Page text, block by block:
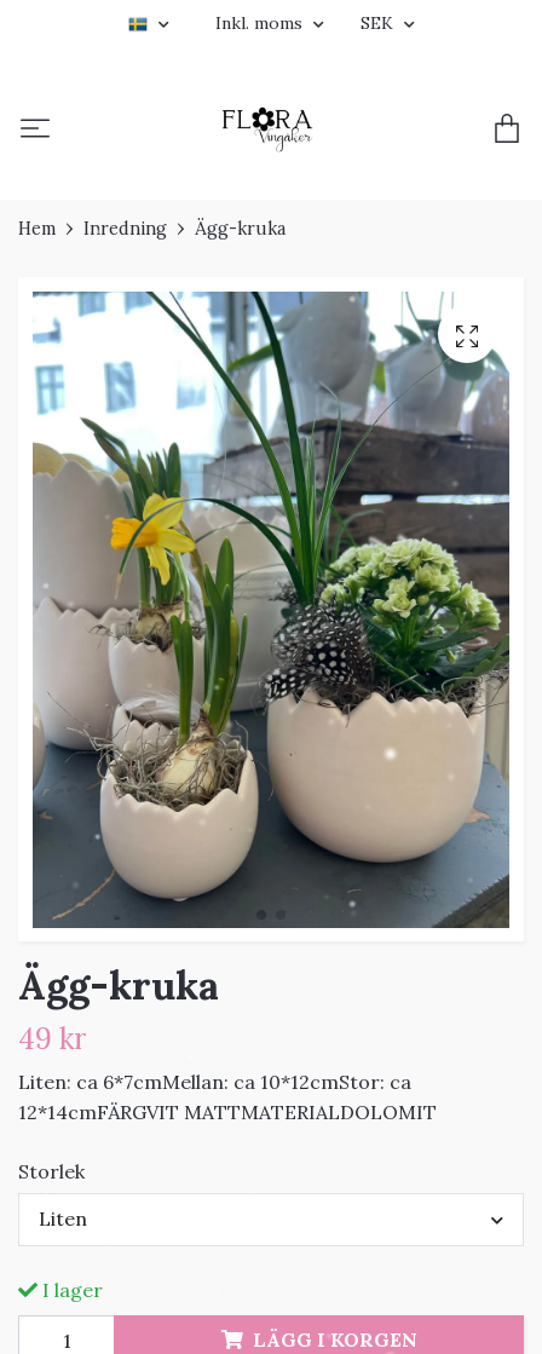
Inkl. moms SEK
Hem Inredning Ägg-kruka
Ägg-kruka
49 kr
Liten: ca 6*7cmMellan: ca 10*12cmStor: ca
12*14cmFÄRGVIT MATTMATERIALDOLOMIT
Storlek
Liten
I lager
LÄGG I KORGEN